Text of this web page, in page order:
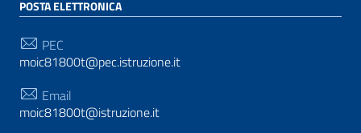
POSTA ELETTRONICA
PEC
moic81800t@pec.istruzione.it
Email
moic81800t@istruzione.it